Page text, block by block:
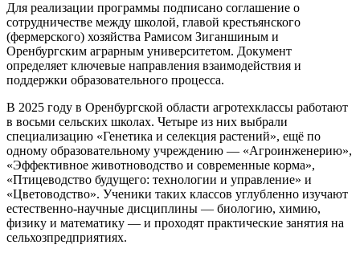
Для реализации программы подписано соглашение о
сотрудничестве между школой, главой крестьянского
(фермерского) хозяйства Рамисом Зиганшиным и
Оренбургским аграрным университетом. Документ
определяет ключевые направления взаимодействия и
поддержки образовательного процесса.
В 2025 году в Оренбургской области агротехклассы работают
в восьми сельских школах. Четыре из них выбрали
специализацию «Генетика и селекция растений», ещё по
одному образовательному учреждению — «Агроинженерию»,
«Эффективное животноводство и современные корма»,
«Птицеводство будущего: технологии и управление» и
«Цветоводство». Ученики таких классов углубленно изучают
естественно-научные дисциплины — биологию, химию,
физику и математику — и проходят практические занятия на
сельхозпредприятиях.